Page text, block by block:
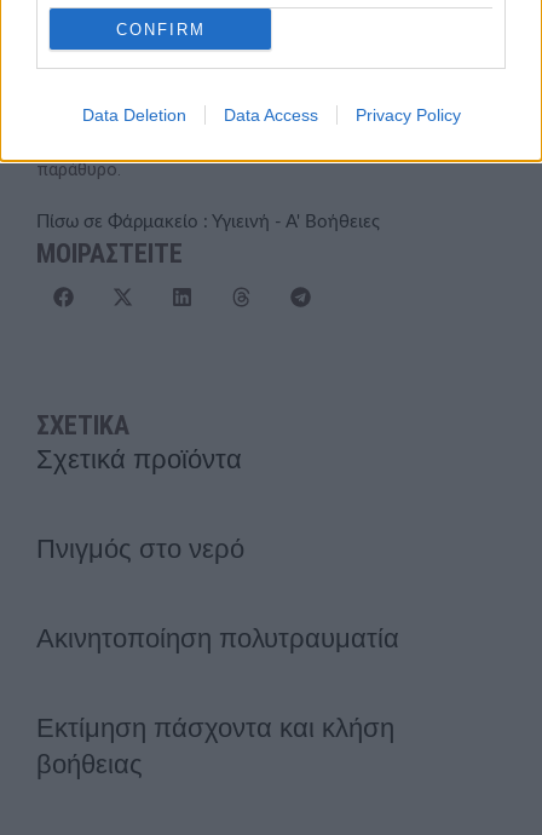
CONFIRM
Data Deletion Data Access Privacy Policy
Κάλεσε αμέσως ιατρική βοήθεια (166 ή 112).
άνθρακα, όταν στο δωμάτιο υπάρχουν πηγές καύσης και
παράθυρο.
Πίσω σε Φάρμακείο : Υγιεινή - Α' Βοήθειες
ΜΟΙΡΑΣΤΕΙΤΕ
ΣΧΕΤΙΚΑ
Σχετικά προϊόντα
Πνιγμός στο νερό
Ακινητοποίηση πολυτραυματία
Εκτίμηση πάσχοντα και κλήση
βοήθειας